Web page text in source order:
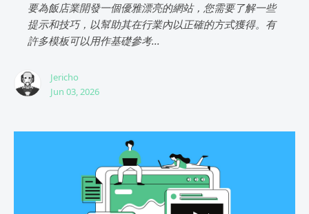
要為飯店業開發一個優雅漂亮的網站，您需要了解一些
提示和技巧，以幫助其在行業內以正確的方式獲得。有
許多模板可以用作基礎參考...
Jericho
Jun 03, 2026